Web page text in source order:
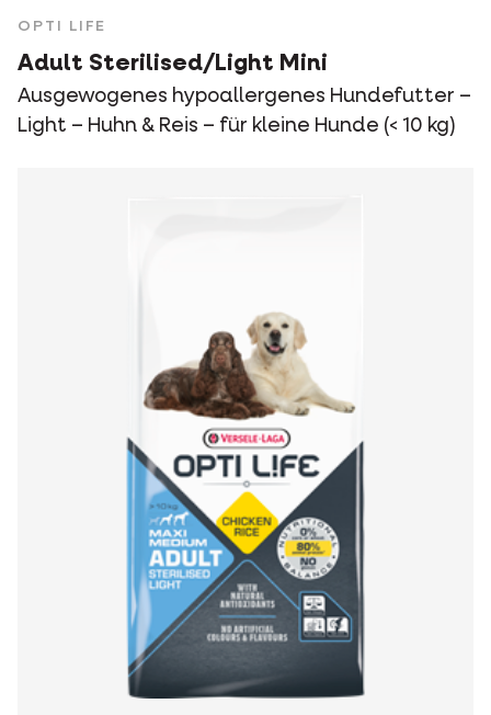
OPTI LIFE
Adult Sterilised/Light Mini
Ausgewogenes hypoallergenes Hundefutter –
Light – Huhn & Reis – für kleine Hunde (< 10 kg)